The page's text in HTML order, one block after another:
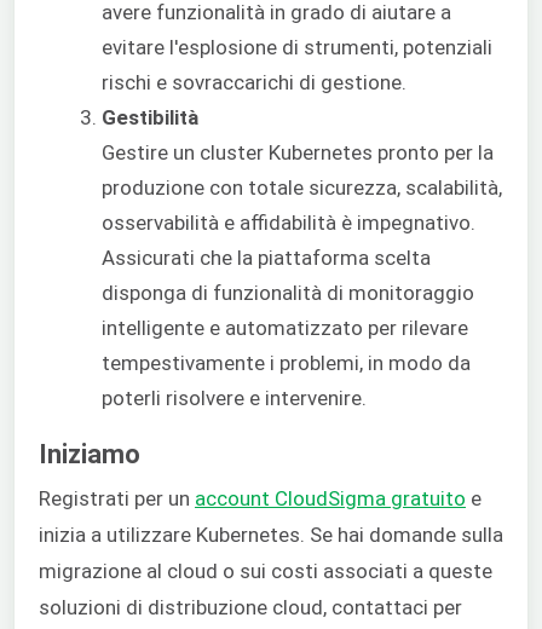
avere funzionalità in grado di aiutare a
evitare l'esplosione di strumenti, potenziali
rischi e sovraccarichi di gestione.
Gestibilità
Gestire un cluster Kubernetes pronto per la
produzione con totale sicurezza, scalabilità,
osservabilità e affidabilità è impegnativo.
Assicurati che la piattaforma scelta
disponga di funzionalità di monitoraggio
intelligente e automatizzato per rilevare
tempestivamente i problemi, in modo da
poterli risolvere e intervenire.
Iniziamo
Registrati per un account CloudSigma gratuito e
inizia a utilizzare Kubernetes. Se hai domande sulla
migrazione al cloud o sui costi associati a queste
soluzioni di distribuzione cloud, contattaci per